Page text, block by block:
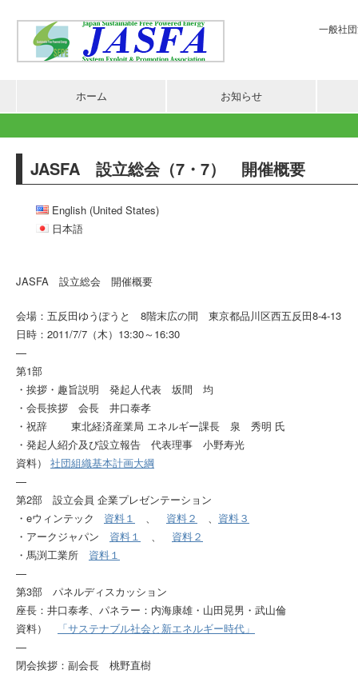
一般社
ホーム お知らせ
JASFA 設立総会（7・7） 開催概要
English (United States)
日本語
JASFA 設立総会 開催概要
会場：五反田ゆうぽうと 8階末広の間 東京都品川区西五反田8-4-13
日時：2011/7/7（木）13:30～16:30
—
第1部
・挨拶・趣旨説明 発起人代表 坂間 均
・会長挨拶 会長 井口泰孝
・祝辞 東北経済産業局 エネルギー課長 泉 秀明 氏
・発起人紹介及び設立報告 代表理事 小野寿光
資料） 社団組織基本計画大綱
—
第2部 設立会員 企業プレゼンテーション
・eウィンテック 資料１ 、 資料２ 、 資料３
・アークジャパン 資料１ 、 資料２
・馬渕工業所 資料１
—
第3部 パネルディスカッション
座長：井口泰孝、パネラー：内海康雄・山田晃男・武山倫
資料）
「サステナブル社会と新エネルギー時代」
—
閉会挨拶：副会長 桃野直樹